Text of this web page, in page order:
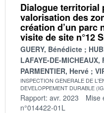
Dialogue territorial
valorisation des
création d’un parc
visite de site n°12
GUERY, Bénédicte
LAFAYE-DE-MICHEAUX,
PARMENTIER, Hervé
INSPECTION GENERALE DE
DEVELOPPEMENT DURABLE
Rapport: avr. 2023 Mise
n°014422-01L